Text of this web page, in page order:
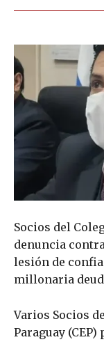
Socios del
denuncia
lesión de
millonaria
Varios Socios
Paraguay